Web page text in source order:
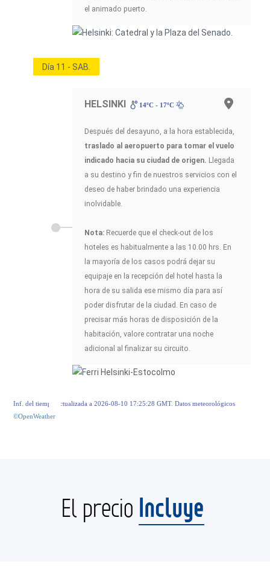
el animado puerto.
Día 11 - SAB.
HELSINKI 14ºC - 17ºC
Después del desayuno, a la hora establecida,
traslado al aeropuerto para tomar el vuelo
indicado hacia su ciudad de origen. Llegada
a su destino y fin de nuestros servicios con el
deseo de haber brindado una experiencia
inolvidable.
Nota: Recuerde que el check-out de los
hoteles es habitualmente a las 10.00 hrs. En
la mayoría de los casos podrá dejar su
equipaje en la recepción del hotel hasta la
hora de su salida ese mismo día para así
poder disfrutar de la ciudad. En caso de
precisar más horas de disposición de la
habitación, valore contratar una noche
adicional al finalizar su circuito.
Inf. del tiempo actualizada a 2026-08-10 17:25:28 GMT. Datos meteorológicos
©OpenWeather
El precio Incluye